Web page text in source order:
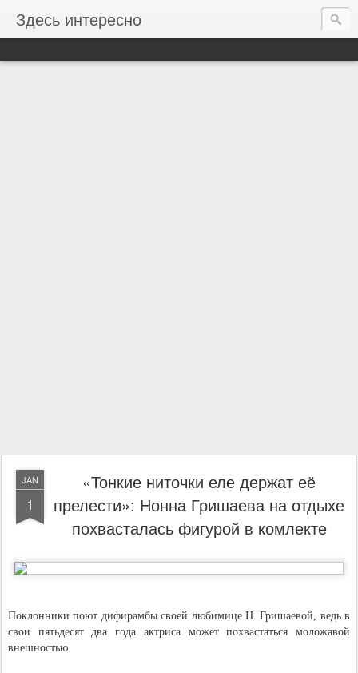
Здесь интересно
JAN
1
«Тонкие ниточки еле держат её
прелести»: Нонна Гришаева на отдыхе
похвасталась фигурой в комлекте
Поклонники поют дифирамбы своей любимице Н. Гришаевой, ведь в
свои пятьдесят два года актриса может похвастаться моложавой
внешностью.